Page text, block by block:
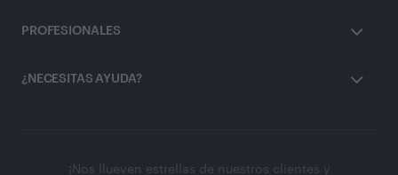
PROFESIONALES
¿NECESITAS AYUDA?
¡Nos llueven estrellas de nuestros clientes y